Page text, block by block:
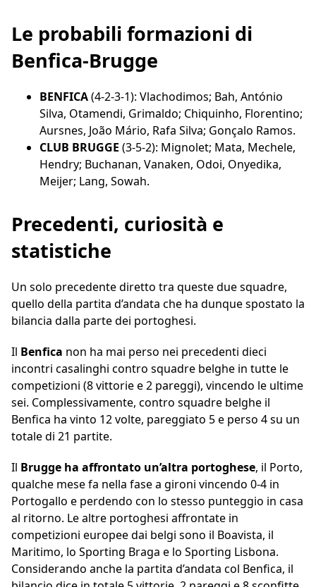
Le probabili formazioni di
Benfica-Brugge
BENFICA(4-2-3-1): Vlachodimos; Bah, António
Silva, Otamendi, Grimaldo; Chiquinho, Florentino;
Aursnes, João Mário, Rafa Silva; Gonçalo Ramos.
CLUB BRUGGE (3-5-2): Mignolet; Mata, Mechele,
Hendry; Buchanan, Vanaken, Odoi, Onyedika,
Meijer; Lang, Sowah.
Precedenti, curiosità e
statistiche
Un solo precedente diretto tra queste due squadre,
quello della partita d’andata che ha dunque spostato la
bilancia dalla parte dei portoghesi.
Il Benfica non ha mai perso nei precedenti dieci
incontri casalinghi contro squadre belghe in tutte le
competizioni (8 vittorie e 2 pareggi), vincendo le ultime
sei. Complessivamente, contro squadre belghe il
Benfica ha vinto 12 volte, pareggiato 5 e perso 4 su un
totale di 21 partite.
Il Brugge ha affrontato un’altra portoghese, il Porto,
qualche mese fa nella fase a gironi vincendo 0-4 in
Portogallo e perdendo con lo stesso punteggio in casa
al ritorno. Le altre portoghesi affrontate in
competizioni europee dai belgi sono il Boavista, il
Maritimo, lo Sporting Braga e lo Sporting Lisbona.
Considerando anche la partita d’andata col Benfica, il